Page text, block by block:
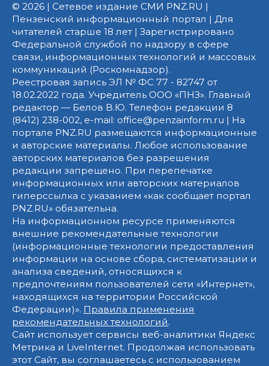
© 2026 | Сетевое издание СМИ PNZ.RU |
Пензенский информационный портал | Для
читателей старше 18 лет | Зарегистрировано
Федеральной службой по надзору в сфере
связи, информационных технологий и массовых
коммуникаций (Роскомнадзор).
Реестровая запись ЭЛ № ФС 77 - 82747 от
18.02.2022 года. Учредитель ООО «ПНЗ». Главный
редактор — Белов В.Ю. Телефон редакции 8
(8412) 238-002, e-mail: office@penzainform.ru | На
портале PNZ.RU размещаются информационные
и авторские материалы. Любое использование
авторских материалов без разрешения
редакции запрещено. При перепечатке
информационных или авторских материалов
гиперссылка с указанием «как сообщает портал
PNZ.RU» обязательна.
На информационном ресурсе применяются
внешние рекомендательные технологии
(информационные технологии предоставления
информации на основе сбора, систематизации и
анализа сведений, относящихся к
предпочтениям пользователей сети «Интернет»,
находящихся на территории Российской
Федерации)». Правила применения
рекомендательных технологий.
Сайт использует сервисы веб-аналитики Яндекс
Метрика и LiveInternet. Продолжая использовать
этот Сайт, вы соглашаетесь с использованием